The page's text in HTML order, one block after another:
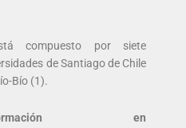
compuesto por siete
de Santiago de Chile
Bío (1).
en